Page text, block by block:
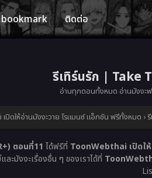
bookmark ติดต่อ
รีเทิร์นรัก | Take
อ่านทุกตอนทั้งหมด อ่านมังงะ
ปิดให้อ่านมังงะวาย โรแมนซ์ แอ็กชัน ฟรีทั้งหมด ›
ตอนที่11 ได้ฟรีที่ ToonWebthai เปิดใ
ะมังงะเรื่องอื่น ๆ ของเราได้ที่